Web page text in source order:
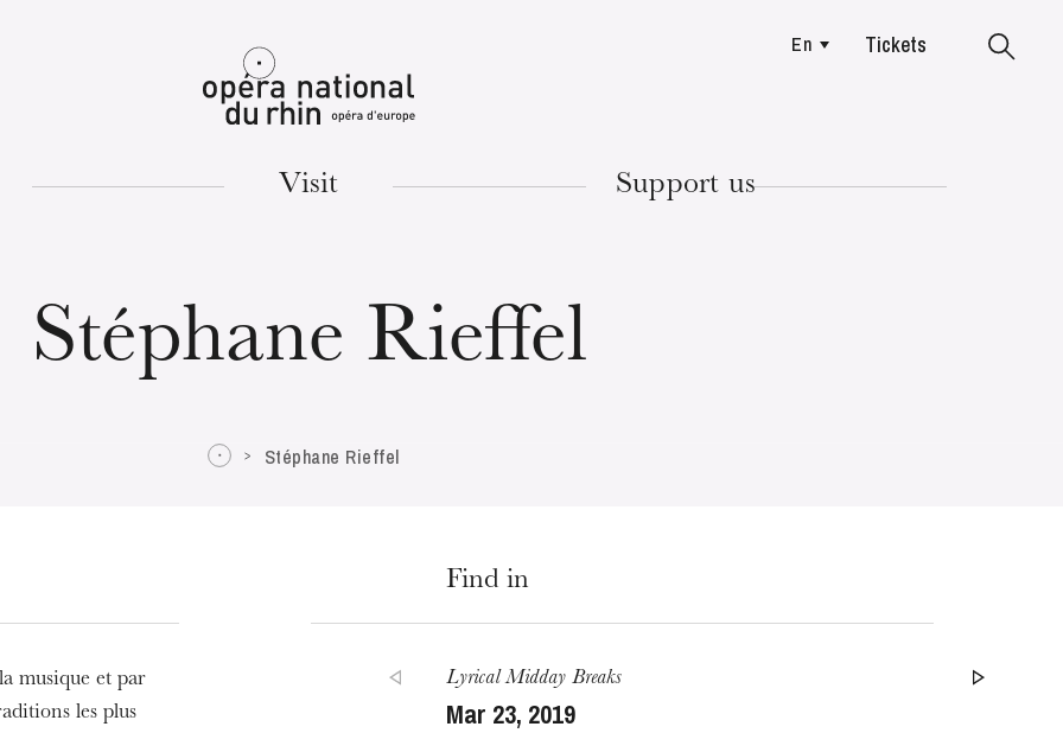
Mulhouse
18
En Tickets
Visit Support us
Stéphane Rieffel
Stéphane Rieffel
musique et par
les plus
Find in
Lyrical Midday Breaks
Mar 23, 2019